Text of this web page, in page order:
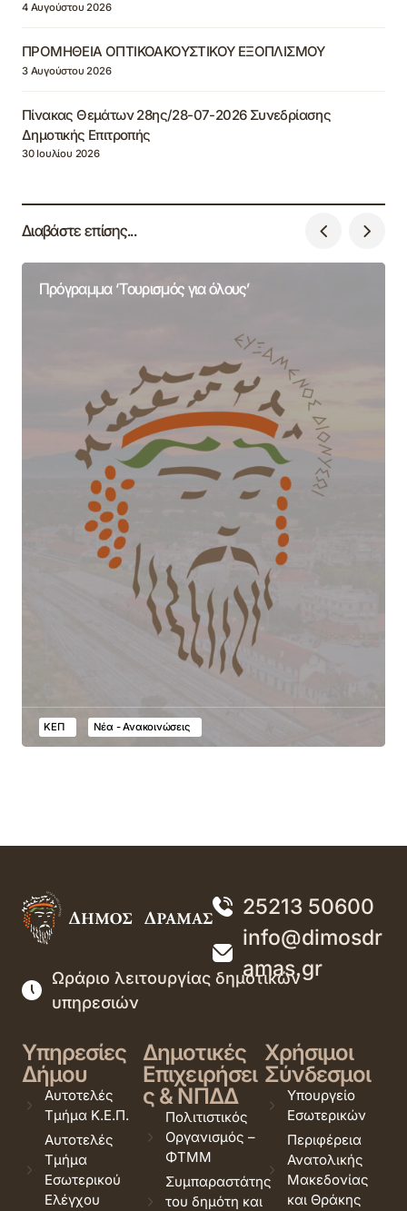
4 Αυγούστου 2026
ΠΡΟΜΗΘΕΙΑ ΟΠΤΙΚΟΑΚΟΥΣΤΙΚΟΥ ΕΞΟΠΛΙΣΜΟΥ
3 Αυγούστου 2026
Πίνακας Θεμάτων 28ης/28-07-2026 Συνεδρίασης
Δημοτικής Επιτροπής
30 Ιουλίου 2026
Διαβάστε επίσης...
Πρόγραμμα ‘Τουρισμός για όλους’
ΚΕΠ Νέα - Ανακοινώσεις
25213 50600
info@dimosdr
amas.gr
Ωράριο λειτουργίας δημοτικών
υπηρεσιών
Υπηρεσίες
Δήμου
Αυτοτελές
Τμήμα Κ.Ε.Π.
Αυτοτελές
Τμήμα
Εσωτερικού
Ελέγχου
Δημοτικές
Επιχειρήσει
ς & ΝΠΔΔ
Πολιτιστικός
Οργανισμός –
ΦΤΜΜ
Συμπαραστάτης
του δημότη και
Χρήσιμοι
Σύνδεσμοι
Υπουργείο
Εσωτερικών
Περιφέρεια
Ανατολικής
Μακεδονίας
και Θράκης